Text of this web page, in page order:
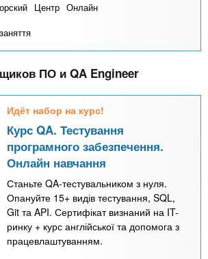
Центр Онлайн
ПО и QA Engineer
Идёт набор на курс!
Курс QA. Тестування
програмного забезпечення.
Онлайн навчання
Станьте QA-тестувальником з нуля.
Опануйте 15+ видів тестування, SQL,
Git та API. Сертифікат визнаний на IT-
ринку + курс англійської та допомога з
працевлаштуванням.